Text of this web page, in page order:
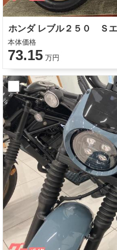
ホンダ レブル２５０ Ｓ
本体価格
73.15 万円